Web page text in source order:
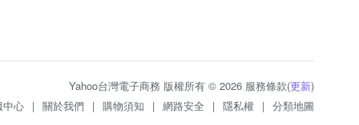
Yahoo台灣電子商務 版權所有 © 2026 服務條款(更新)
中心 | 關於我們 | 購物須知 | 網路安全 | 隱私權 | 分類地圖